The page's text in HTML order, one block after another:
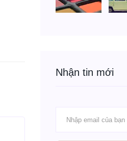
Nhận tin mới